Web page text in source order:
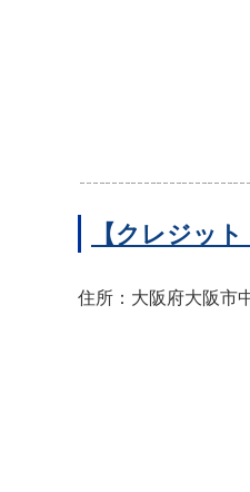
【クレジッ
住所：大阪府大阪市